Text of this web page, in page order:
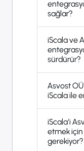
sağlar?
iScala ve
sürdürür?
Asvost OÜ
iScala ile
iScala'i
etmek için
gerekiyor?